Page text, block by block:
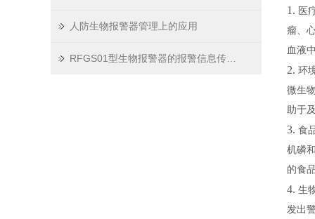
人防生物报警器管理上的应用
1. 医
瘤、
血液
2. 环
微生
助于
3. 食
机磷
的食
4. 生
发出